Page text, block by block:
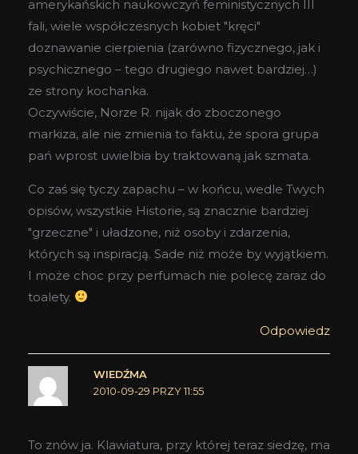
amerykańskich naukowczyń feministycznych III
fali, wiele współczesnych kobiet "kręci"
doznawanie cierpienia (zarówno fizycznego, jak i
psychicznego – tego drugiego nawet bardziej…)
ze strony kochanka.
Oczywiście, Norze R. nijak do zboczonego
markiza, ale nie zmienia to faktu, że spora grupa
pań wprost uwielbia by traktowaną jak szmata.
Co zaś się tyczy zapachu – w końcu, wedle Twych
opisów, wszystkie Historie, są znacznie bardziej
"grzeczne" i uładzone, niż osoby i zdarzenia,
których są inspiracją. Sade niż może by wyjątkiem.
I może choc przy perfumach nie polecę zaraz do
toalety.
Odpowiedz
WIEDŹMA
2010-09-29 PRZY 11:55
To znów ja. Klawiatura, przy której teraz siedzę, ma